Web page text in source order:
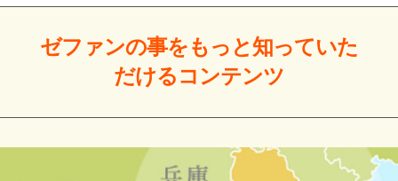
ゼファンの事をもっと知っていた
だけるコンテンツ